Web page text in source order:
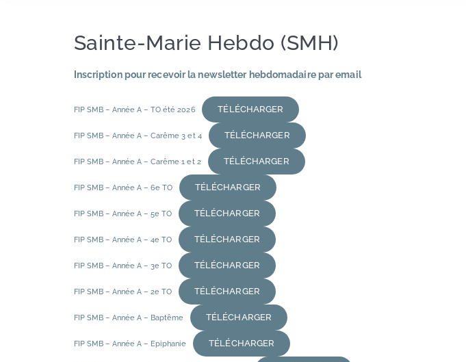
Sainte-Marie Hebdo (SMH)
Inscription pour recevoir la newsletter hebdomadaire par email
FIP SMB – Année A – TO été 2026 TÉLÉCHARGER
FIP SMB – Année A – Carême 3 et 4 TÉLÉCHARGER
FIP SMB – Année A – Carême 1 et 2 TÉLÉCHARGER
FIP SMB – Année A – 6e TO TÉLÉCHARGER
FIP SMB – Année A – 5e TO TÉLÉCHARGER
FIP SMB – Année A – 4e TO TÉLÉCHARGER
FIP SMB – Année A – 3e TO TÉLÉCHARGER
FIP SMB – Année A – 2e TO TÉLÉCHARGER
FIP SMB – Année A – Baptême TÉLÉCHARGER
FIP SMB – Année A – Epiphanie TÉLÉCHARGER